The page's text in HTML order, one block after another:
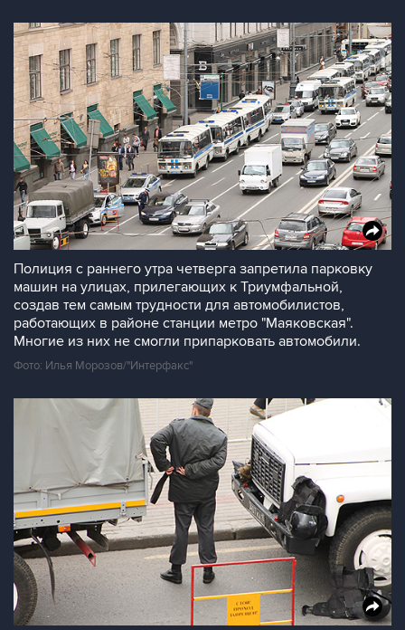
Полиция с раннего утра четверга запретила парковку
машин на улицах, прилегающих к Триумфальной,
создав тем самым трудности для автомобилистов,
работающих в районе станции метро "Маяковская".
Многие из них не смогли припарковать автомобили.
Фото: Илья Морозов/"Интерфакс"